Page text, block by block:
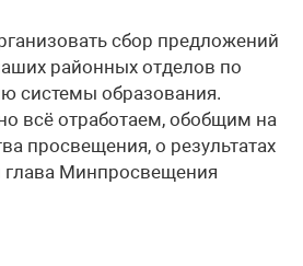
сбор предложений
районных отделов по
системы образования.
всё отработаем, обобщим на
просвещения, о результатах
глава Минпросвещения